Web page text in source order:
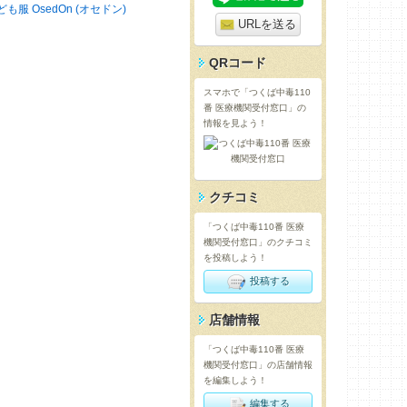
も服 OsedOn (オセドン)
URLを送る
QRコード
スマホで「つくば中毒110
番 医療機関受付窓口」の
情報を見よう！
クチコミ
「つくば中毒110番 医療
機関受付窓口」のクチコミ
を投稿しよう！
投稿する
店舗情報
「つくば中毒110番 医療
機関受付窓口」の店舗情報
を編集しよう！
編集する